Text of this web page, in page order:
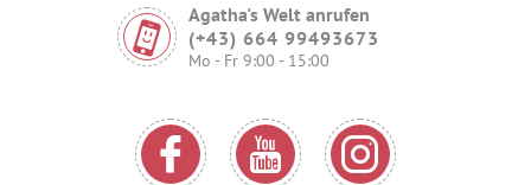
Agatha's Welt anrufen
(+43) 664 99493673
Mo - Fr 9:00 - 15:00